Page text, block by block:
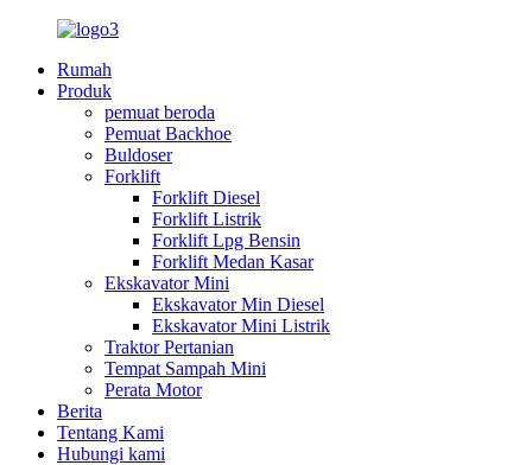
Rumah
Produk
pemuat beroda
Pemuat Backhoe
Buldoser
Forklift
Forklift Diesel
Forklift Listrik
Forklift Lpg Bensin
Forklift Medan Kasar
Ekskavator Mini
Ekskavator Min Diesel
Ekskavator Mini Listrik
Traktor Pertanian
Tempat Sampah Mini
Perata Motor
Berita
Tentang Kami
Hubungi kami